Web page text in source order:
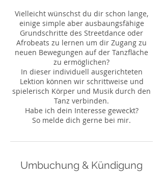
Vielleicht wünschst du dir schon lange,
einige simple aber ausbaungsfähige
Grundschritte des Streetdance oder
Afrobeats zu lernen um dir Zugang zu
neuen Bewegungen auf der Tanzfläche
zu ermöglichen?
In dieser individuell ausgerichteten
Lektion können wir schrittweise und
spielerisch Körper und Musik durch den
Tanz verbinden.
Habe ich dein Interesse geweckt?
So melde dich gerne bei mir.
Umbuchung & Kündigung